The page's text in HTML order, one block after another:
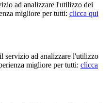
ad analizzare l'utilizzo dei
migliore per tutti: clicca qui
servizio ad analizzare l'utilizzo
migliore per tutti: clicca